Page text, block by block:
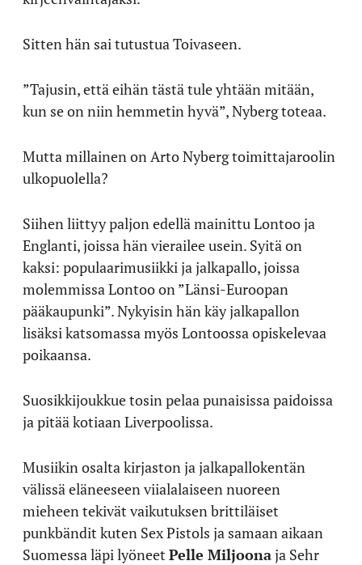
Sitten hän sai tutustua Toivaseen.
”Tajusin, että eihän tästä tule yhtään mitään,
kun se on niin hemmetin hyvä”, Nyberg toteaa.
Mutta millainen on Arto Nyberg toimittajaroolin
ulkopuolella?
Siihen liittyy paljon edellä mainittu Lontoo ja
Englanti, joissa hän vierailee usein. Syitä on
kaksi: populaarimusiikki ja jalkapallo, joissa
molemmissa Lontoo on ”Länsi-Euroopan
pääkaupunki”. Nykyisin hän käy jalkapallon
lisäksi katsomassa myös Lontoossa opiskelevaa
poikaansa.
Suosikkijoukkue tosin pelaa punaisissa paidoissa
ja pitää kotiaan Liverpoolissa.
Musiikin osalta kirjaston ja jalkapallokentän
välissä eläneeseen viialalaiseen nuoreen
mieheen tekivät vaikutuksen brittiläiset
punkbändit kuten Sex Pistols ja samaan aikaan
Suomessa läpi lyöneet Pelle Miljoonaja Sehr